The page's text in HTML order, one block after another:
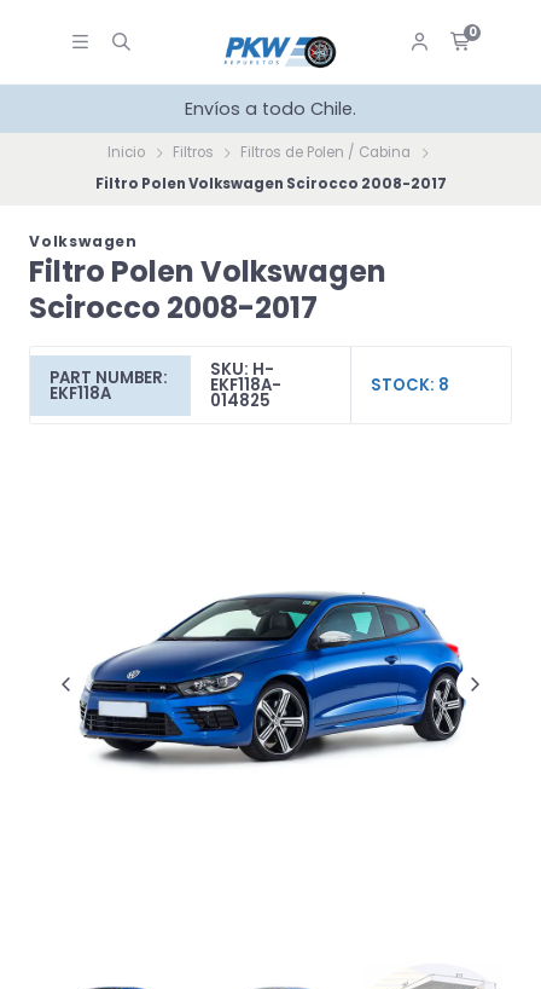
0
Envíos a todo Chile.
Inicio Filtros
Filtros de Polen / Cabina
Filtro Polen Volkswagen Scirocco 2008-2017
Volkswagen
Filtro Polen Volkswagen
Scirocco 2008-2017
PART NUMBER:
EKF118A
SKU: H-
EKF118A-
014825
STOCK: 8